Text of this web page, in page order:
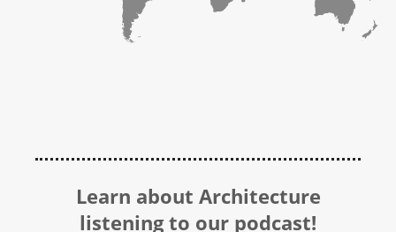
Learn about Architecture
listening to our podcast!